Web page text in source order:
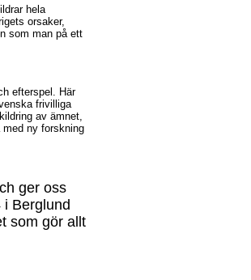
hela
orsaker,
som man på ett
efterspel. Här
frivilliga
av ämnet,
ny forskning
ger oss
Berglund
som gör allt